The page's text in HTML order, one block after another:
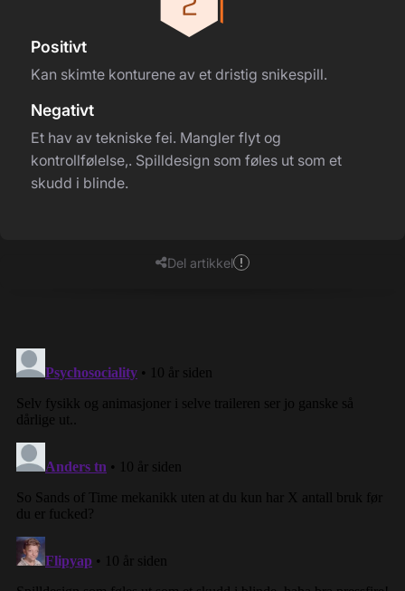
Positivt
Kan skimte konturene av et dristig snikespill.
Negativt
Et hav av tekniske fei. Mangler flyt og
kontrollfølelse,. Spilldesign som føles ut som et
skudd i blinde.
Del artikkel